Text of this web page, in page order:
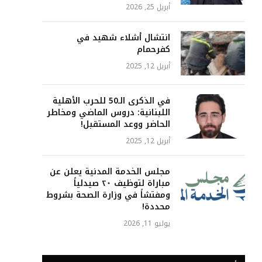
أبريل 25, 2026
انتشال أشلاء شهيد في
كفرحمام
أبريل 12, 2025
في الذكرى الـ50 للحرب الأهلية
اللبنانية: دروس الماضي ومخاطر
الحاضر ووعد المستقبل!
أبريل 12, 2025
مجلس الخدمة المدنية يعلن عن
مباراة لتوظيف ٢٠ صيدلياً
ومفتشاً في وزارة الصحة بشروط
محددة!
يوليو 11, 2026